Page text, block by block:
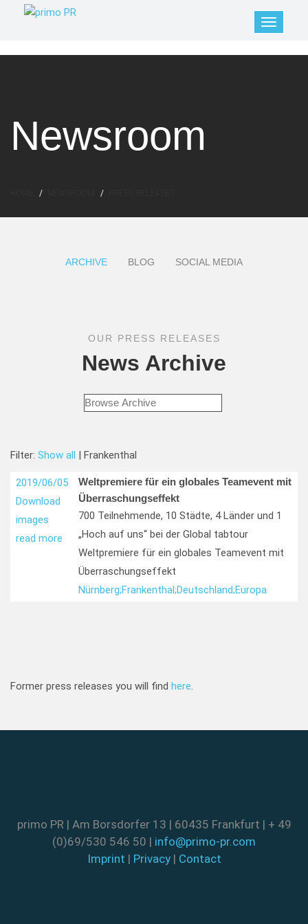
Newsroom
ARCHIVE BLOG SOCIAL MEDIA
OUR PRESS RELEASES
News Archive
Filter: Show all | Frankenthal
2019/06/05
Download
images
read more
Weltpremiere für ein globales Teamevent mit
Überraschungseffekt
700 Teilnehmende, 10 Städte, 4 Länder und 1
„Hoch auf uns“ bei der Global tabtour
Weltpremiere für ein globales Teamevent mit
Überraschungseffekt
Nürnberg;Frankenthal;Deutschland;Europa
Former press releases you will find here.
primo PR | Am Borsdorfer 13 | 60435 Frankfurt | + 49
(0)69/530 546 50 | info@primo-pr.com
Imprint | Privacy| Contact